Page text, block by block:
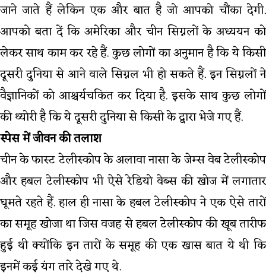
जाने जाते हैं लेकिन एक और बात है जो आपको चौंका देगी.
आपको बता दें कि अमेरिका और चीन सिग्नलों के अध्ययन को
लेकर साथ काम कर रहे हैं. कुछ लोगों का अनुमान है कि ये किसी
दूसरी दुनिया से आने वाले सिग्नल भी हो सकते हैं. इन सिग्नलों ने
वैज्ञानिकों को आश्चर्यचकित कर दिया है. इसके साथ कुछ लोगों
की थ्योरी है कि ये दूसरी दुनिया से किसी के द्वारा भेजे गए हैं.
स्पेस में जीवन की तलाश
चीन के फास्ट टेलीस्कोप के अलावा नासा के जेम्स वेब टेलीस्कोप
और हबल टेलीस्कोप भी ऐसे रेडियो वेब्स की खोज में लगातार
घूमते रहते हैं. हाल ही नासा के हबल टेलीस्कोप ने एक ऐसे तारों
का समूह खोजा था जिस वजह से हबल टेलीस्कोप की खूब तारीफ
हुई थी क्योंकि इन तारों के समूह की एक खास बात ये थी कि
इनमें कई यंग तारे देखे गए थे.